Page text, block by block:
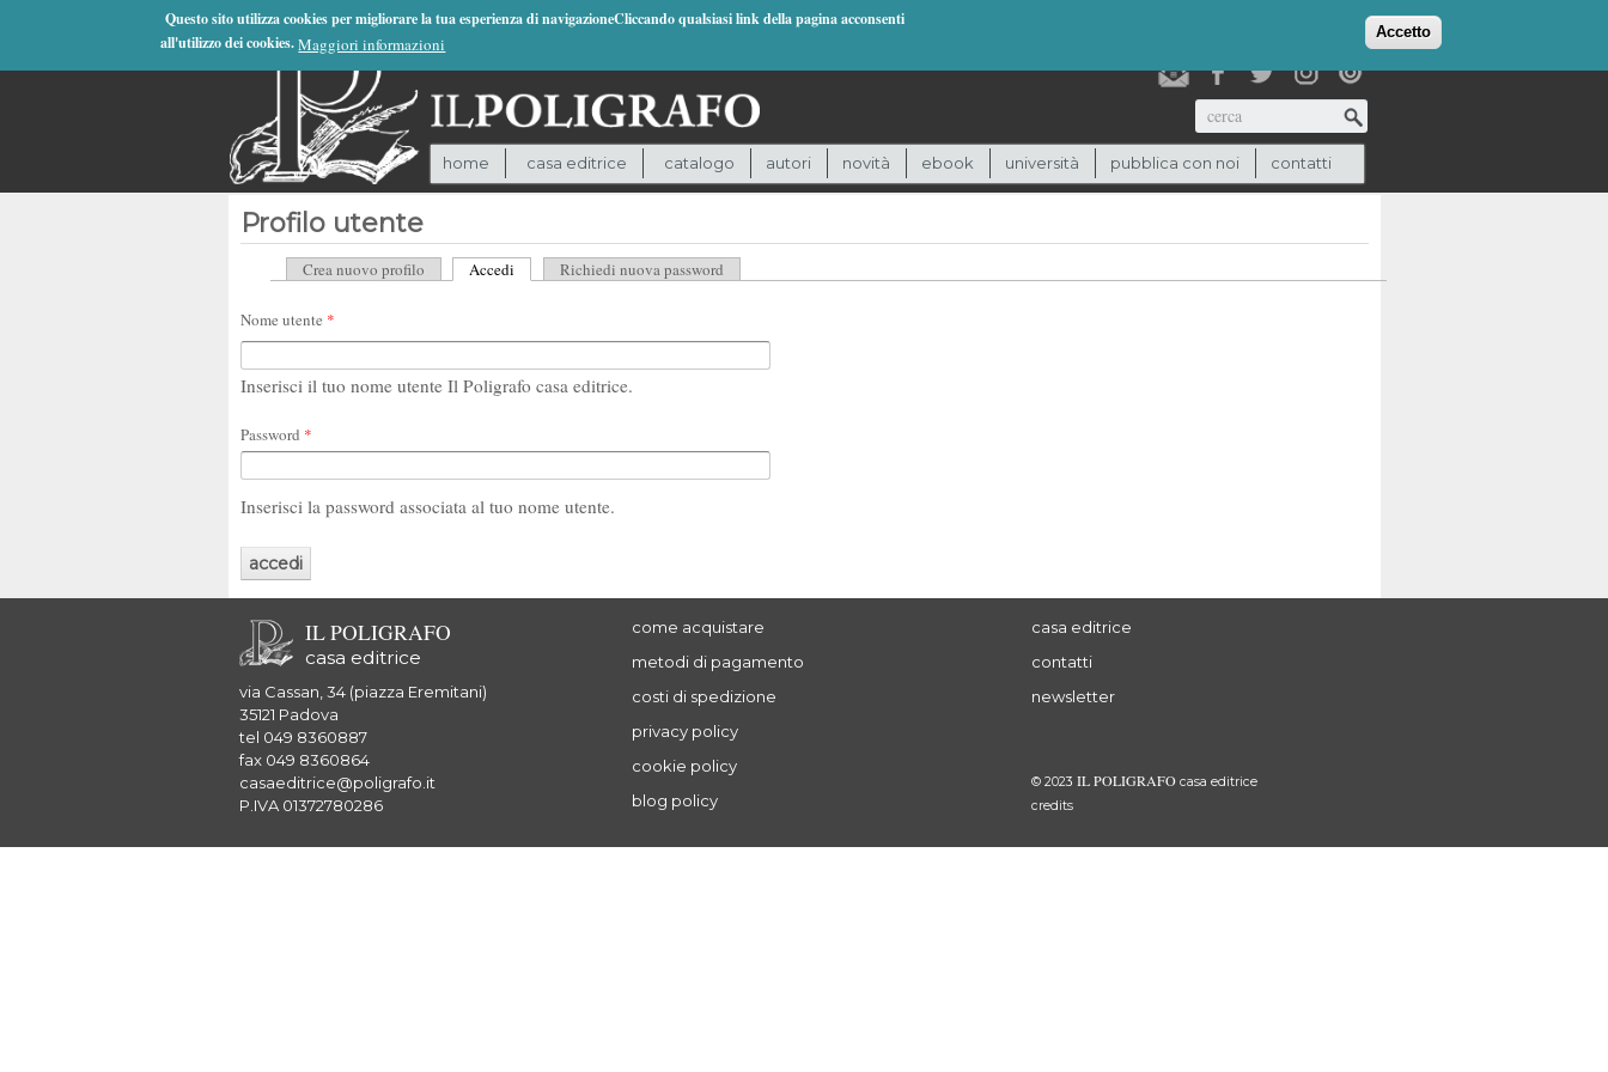
Questo sito utilizza cookies per migliorare la tua esperienza di navigazioneCliccando qualsiasi link della pagina acconsenti
all'utilizzo dei cookies. Maggiori informazioni
Accetto
(0)
Cerca
home casa editrice catalogo autori novità ebook università pubblica con noi contatti
Profilo utente
Schede primarie
Crea nuovo profilo Accedi (scheda attiva)
Richiedi nuova password
Nome utente *
Inserisci il tuo nome utente Il Poligrafo casa editrice.
Password *
Inserisci la password associata al tuo nome utente.
IL POLIGRAFO
casa editrice
via Cassan, 34 (piazza Eremitani)
35121 Padova
tel 049 8360887
fax 049 8360864
casaeditrice@poligrafo.it
P.IVA 01372780286
come acquistare
metodi di pagamento
costi di spedizione
privacy policy
cookie policy
blog policy
casa editrice
contatti
newsletter
© 2023 IL POLIGRAFO casa editrice
credits